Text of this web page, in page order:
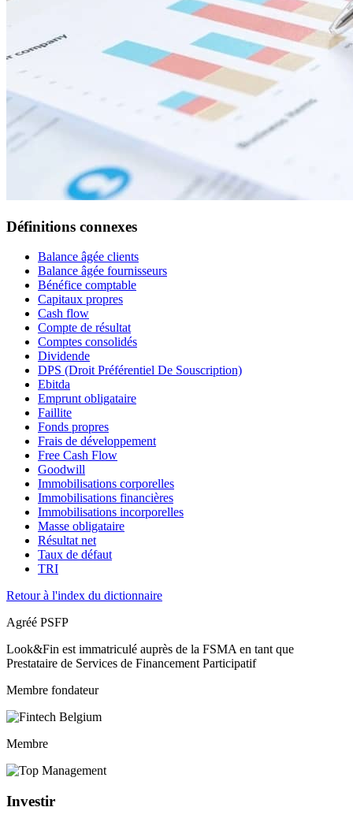
Définitions connexes
Balance âgée clients
Balance âgée fournisseurs
Bénéfice comptable
Capitaux propres
Cash flow
Compte de résultat
Comptes consolidés
Dividende
DPS (Droit Préférentiel De Souscription)
Ebitda
Emprunt obligataire
Faillite
Fonds propres
Frais de développement
Free Cash Flow
Goodwill
Immobilisations corporelles
Immobilisations financières
Immobilisations incorporelles
Masse obligataire
Résultat net
Taux de défaut
TRI
Retour à l'index du dictionnaire
Agréé PSFP
Look&Fin est immatriculé auprès de la FSMA en tant que
Prestataire de Services de Financement Participatif
Membre fondateur
Membre
Investir